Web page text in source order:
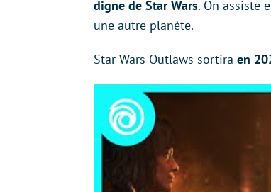
digne de Star Wars. On assiste
une autre planète.
Star Wars Outlaws sortira en